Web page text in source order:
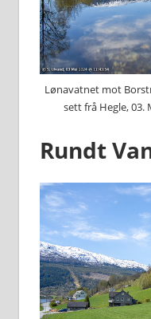
Lønavatnet mot
sett frå Hegle, 03.
Rundt